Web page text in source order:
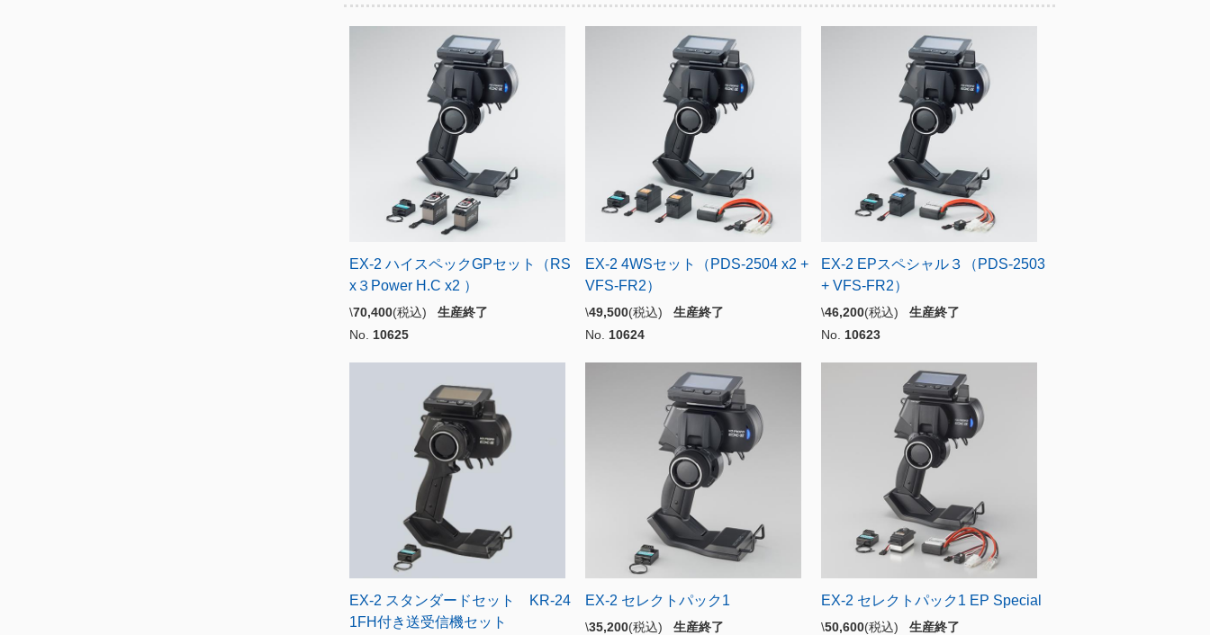
EX-2 ハイスペックGPセット（RS
x３Power H.C x2 ）
\70,400(税込) 生産終了
No. 10625
EX-2 4WSセット（PDS-2504 x2 +
VFS-FR2）
\49,500(税込) 生産終了
No. 10624
EX-2 EPスペシャル３（PDS-2503
+ VFS-FR2）
\46,200(税込) 生産終了
No. 10623
EX-2 スタンダードセット KR-24
1FH付き送受信機セット
EX-2 セレクトパック1
\35,200(税込) 生産終了
EX-2 セレクトパック1 EP Special
\50,600(税込) 生産終了